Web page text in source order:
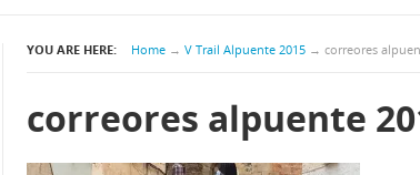
YOU ARE HERE: Home → V Trail Alpuente 2015 → correores
correores alpuente